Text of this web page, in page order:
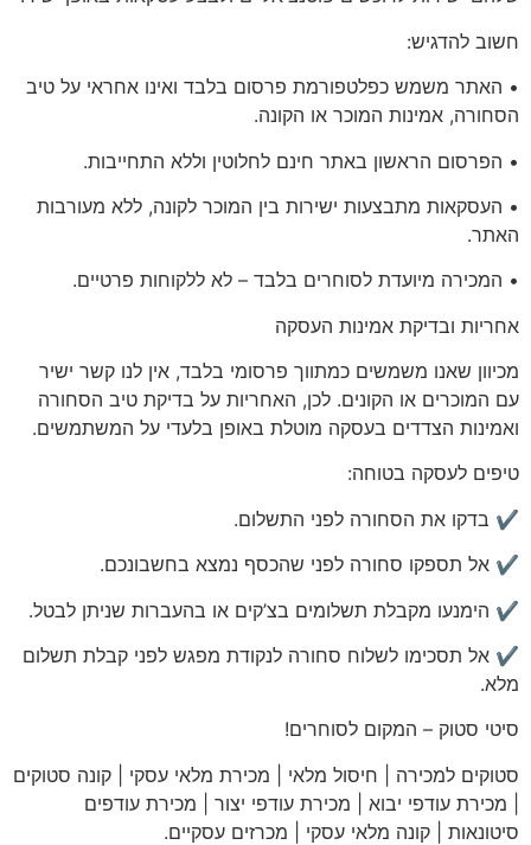
חשוב להדגיש:
• האתר משמש כפלטפורמת פרסום בלבד ואינו אחראי על טיב
הסחורה, אמינות המוכר או הקונה.
• הפרסום הראשון באתר חינם לחלוטין וללא התחייבות.
• העסקאות מתבצעות ישירות בין המוכר לקונה, ללא מעורבות
האתר.
• המכירה מיועדת לסוחרים בלבד – לא ללקוחות פרטיים.
אחריות ובדיקת אמינות העסקה
מכיוון שאנו משמשים כמתווך פרסומי בלבד, אין לנו קשר ישיר
עם המוכרים או הקונים. לכן, האחריות על בדיקת טיב הסחורה
ואמינות הצדדים בעסקה מוטלת באופן בלעדי על המשתמשים.
טיפים לעסקה בטוחה:
✔️ בדקו את הסחורה לפני התשלום.
✔️ אל תספקו סחורה לפני שהכסף נמצא בחשבונכם.
✔️ הימנעו מקבלת תשלומים בצ’קים או בהעברות שניתן לבטל.
✔️ אל תסכימו לשלוח סחורה לנקודת מפגש לפני קבלת תשלום
מלא.
סיטי סטוק – המקום לסוחרים!
סטוקים למכירה | חיסול מלאי | מכירת מלאי עסקי | קונה סטוקים
| מכירת עודפי יבוא | מכירת עודפי יצור | מכירת עודפים
סיטונאות | קונה מלאי עסקי | מכרזים עסקיים.